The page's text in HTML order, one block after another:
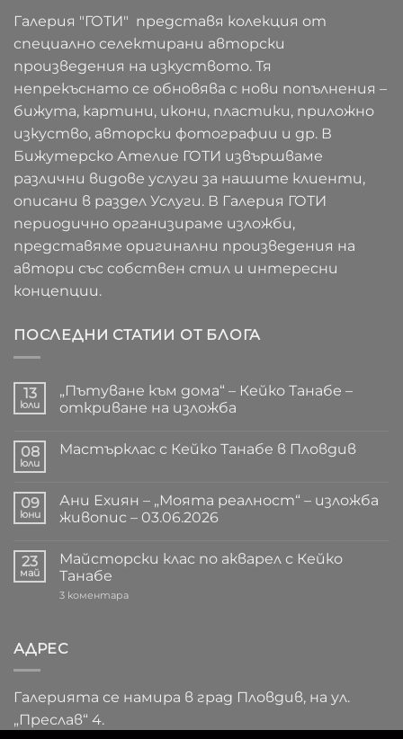
Галерия "ГОТИ" представя колекция от
специално селектирани авторски
произведения на изкуството. Тя
непрекъснато се обновява с нови попълнения –
бижута, картини, икони, пластики, приложно
изкуство, авторски фотографии и др. В
Бижутерско Ателие ГОТИ извършваме
различни видове услуги за нашите клиенти,
описани в раздел Услуги. В Галерия ГОТИ
периодично организираме изложби,
представяме оригинални произведения на
автори със собствен стил и интересни
концепции.
ПОСЛЕДНИ СТАТИИ ОТ БЛОГА
13
юли
„Пътуване към дома“ – Кейко Танабе –
откриване на изложба
за
„Пътуване
Кейко
Танабе
на
изложба
08
юли
Мастърклас с Кейко Танабе в Пловдив
Мастърклас
с
Кейко
Пловдив
09
юни
Ани Ехиян – „Моята реалност“ – изложба
живопис – 03.06.2026
за
Ани
Ехиян
–
живопис
23
май
Майсторски клас по акварел с Кейко
Танабе
3 коментараза
АДРЕС
Галерията се намира в град Пловдив, на ул.
„Преслав“ 4.